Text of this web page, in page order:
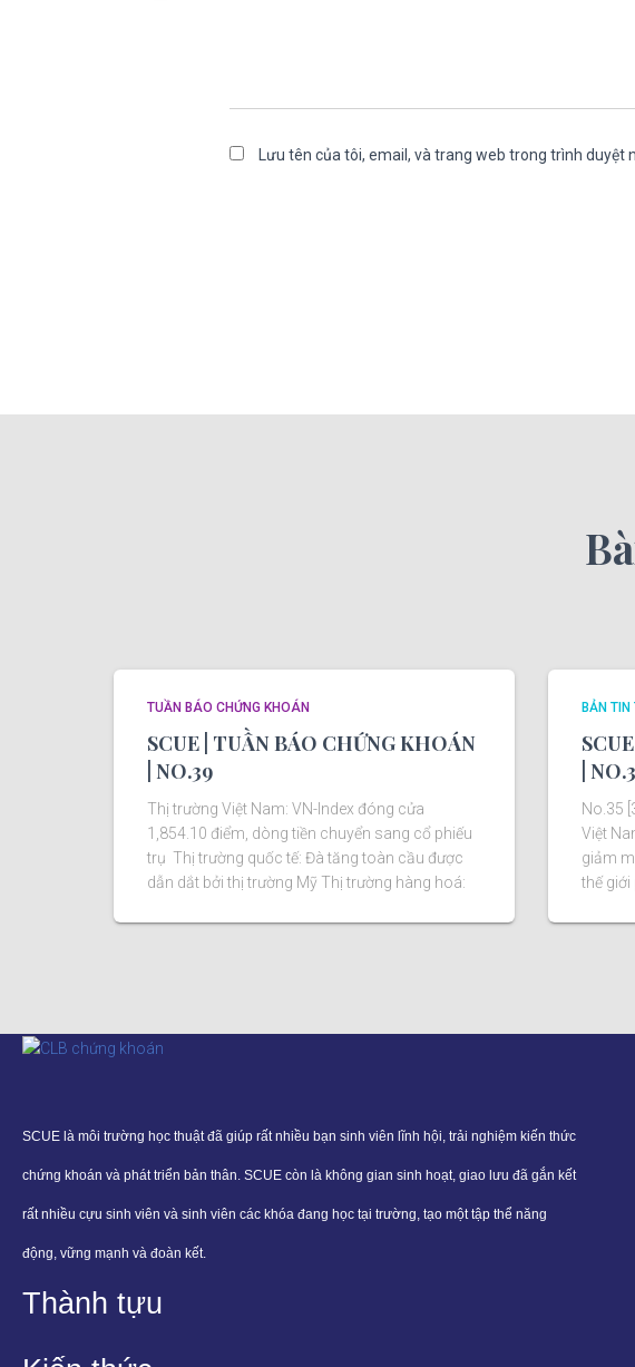
Lưu tên của tôi, email, và trang web trong trình duyệt
TUẦN BÁO CHỨNG KHOÁN
SCUE | TUẦN BÁO CHỨNG KHOÁN
| NO.39
Thị trường Việt Nam: VN-Index đóng cửa
1,854.10 điểm, dòng tiền chuyển sang cổ phiếu
trụ Thị trường quốc tế: Đà tăng toàn cầu được
dẫn dắt bởi thị trường Mỹ Thị trường hàng hoá:
BẢN TIN
|
No.35
Việt
giảm
thế
SCUE là môi trường học thuật đã giúp rất nhiều bạn sinh viên lĩnh hội, trải nghiệm kiến thức
chứng khoán và phát triển bản thân. SCUE còn là không gian sinh hoạt, giao lưu đã gắn kết
rất nhiều cựu sinh viên và sinh viên các khóa đang học tại trường, tạo một tập thể năng
động, vững mạnh và đoàn kết.
Thành tựu